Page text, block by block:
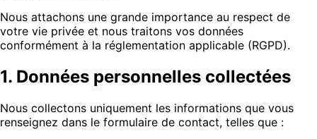
Nous attachons une grande importance au respect de
votre vie privée et nous traitons vos données
conformément à la réglementation applicable (RGPD).
1. Données personnelles collectées
Nous collectons uniquement les informations que vous
renseignez dans le formulaire de contact, telles que :